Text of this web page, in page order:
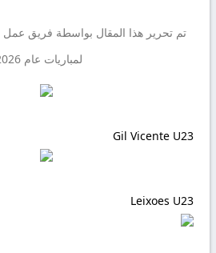
تم تحرير هذا المقال بواسطة فريق عمل
لمباريات عام 2026.
Gil Vicente U23
Leixoes U23